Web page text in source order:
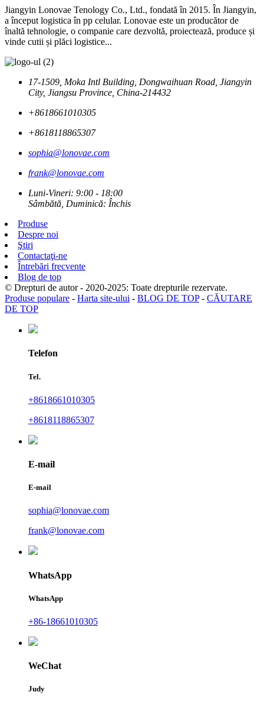
Jiangyin Lonovae Tenology Co., Ltd., fondată în 2015. În Jiangyin,
a început logistica în pp celular. Lonovae este un producător de
înaltă tehnologie, o companie care dezvoltă, proiectează, produce și
vinde cutii și plăci logistice...
17-1509, Moka Intl Building, Dongwaihuan Road, Jiangyin
City, Jiangsu Province, China-214432
+8618661010305
+8618118865307
sophia@lonovae.com
frank@lonovae.com
Luni-Vineri: 9:00 - 18:00
Sâmbătă, Duminică: Închis
Produse
Despre noi
Ştiri
Contactaţi-ne
Întrebări frecvente
Blog de top
© Drepturi de autor - 2020-2025: Toate drepturile rezervate.
Produse populare - Harta site-ului - BLOG DE TOP- CĂUTARE
DE TOP
Telefon
Tel.
+8618661010305
+8618118865307
E-mail
E-mail
sophia@lonovae.com
frank@lonovae.com
WhatsApp
WhatsApp
+86-18661010305
WeChat
Judy